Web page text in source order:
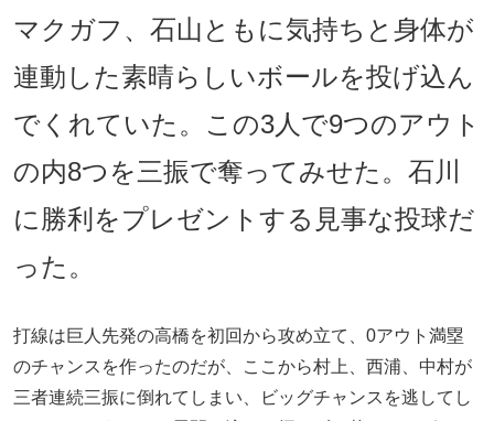
マクガフ、石山ともに気持ちと身体が
連動した素晴らしいボールを投げ込ん
でくれていた。この3人で9つのアウト
の内8つを三振で奪ってみせた。石川
に勝利をプレゼントする見事な投球だ
った。
打線は巨人先発の高橋を初回から攻め立て、0アウト満塁
のチャンスを作ったのだが、ここから村上、西浦、中村が
三者連続三振に倒れてしまい、ビッグチャンスを逃してし